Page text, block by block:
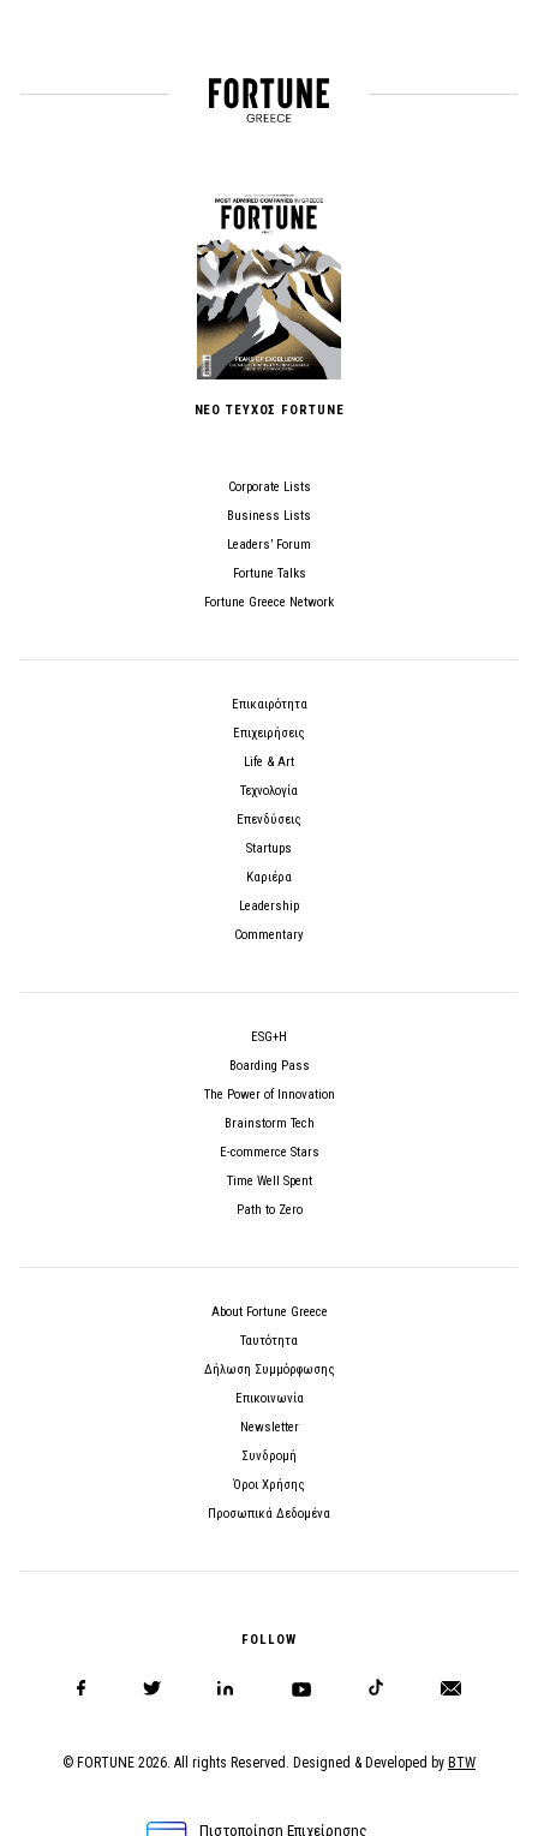
ΝΕΟ ΤΕΥΧΟΣ FORTUNE
Corporate Lists
Business Lists
Leaders’ Forum
Fortune Talks
Fortune Greece Network
Επικαιρότητα
Επιχειρήσεις
Life & Art
Τεχνολογία
Επενδύσεις
Startups
Καριέρα
Leadership
Commentary
ESG+H
Boarding Pass
The Power of Innovation
Brainstorm Tech
E-commerce Stars
Time Well Spent
Path to Zero
About Fortune Greece
Ταυτότητα
Δήλωση Συμμόρφωσης
Επικοινωνία
Newsletter
Συνδρομή
Όροι Χρήσης
Προσωπικά Δεδομένα
FOLLOW
© FORTUNE 2026. All rights Reserved. Designed & Developed by BTW
Πιστοποίηση Επιχείρησης